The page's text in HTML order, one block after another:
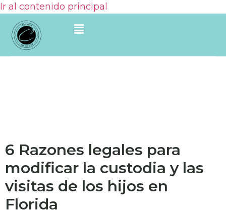
Ir al contenido principal
6 Razones legales para
modificar la custodia y las
visitas de los hijos en
Florida